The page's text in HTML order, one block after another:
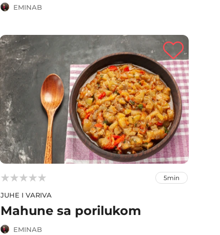
EMINAB


 5min
JUHE I VARIVA
Mahune sa porilukom
EMINAB